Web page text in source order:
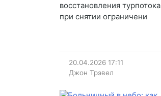
восстановления турпотока
при снятии ограничени
20.04.2026 17:11
Джон Трэвел